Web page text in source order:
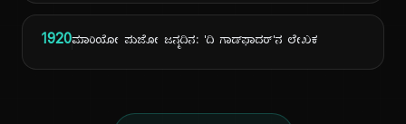
1920ಮಾರಿಯೋ ಪುಜೋ ಜನ್ಮದಿನ: 'ದಿ ಗಾಡ್‌ಫಾದರ್'ನ ಲೇಖಕ